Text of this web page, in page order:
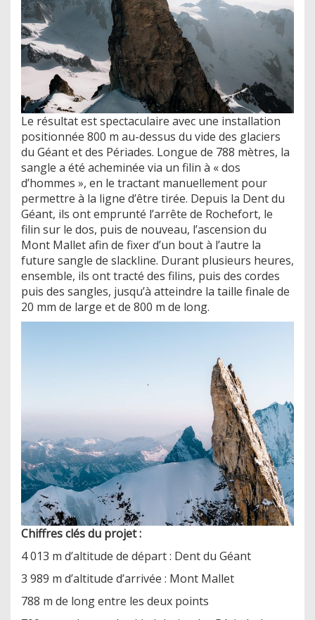
Le résultat est spectaculaire avec une installation
positionnée 800 m au-dessus du vide des glaciers
du Géant et des Périades. Longue de 788 mètres, la
sangle a été acheminée via un filin à « dos
d’hommes », en le tractant manuellement pour
permettre à la ligne d’être tirée. Depuis la Dent du
Géant, ils ont emprunté l’arrête de Rochefort, le
filin sur le dos, puis de nouveau, l’ascension du
Mont Mallet afin de fixer d’un bout à l’autre la
future sangle de slackline. Durant plusieurs heures,
ensemble, ils ont tracté des filins, puis des cordes
puis des sangles, jusqu’à atteindre la taille finale de
20 mm de large et de 800 m de long.
Chiffres clés du projet :
4 013 m d’altitude de départ : Dent du Géant
3 989 m d’altitude d’arrivée : Mont Mallet
788 m de long entre les deux points